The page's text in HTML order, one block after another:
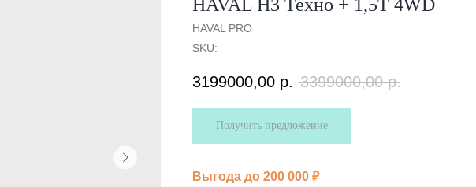
HAVAL H3 Техно + 1,5Т 4WD
HAVAL PRO
SKU:
3199000,00 р. 3399000,00 р.
Получить предложение
Выгода до 200 000 ₽